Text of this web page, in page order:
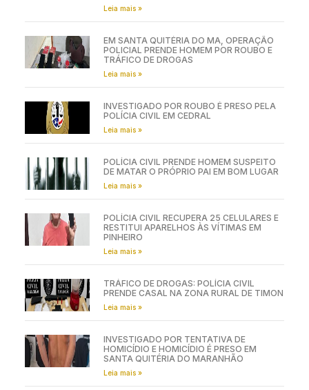
Leia mais »
EM SANTA QUITÉRIA DO MA, OPERAÇÃO
POLICIAL PRENDE HOMEM POR ROUBO E
TRÁFICO DE DROGAS
Leia mais »
INVESTIGADO POR ROUBO É PRESO PELA
POLÍCIA CIVIL EM CEDRAL
Leia mais »
POLÍCIA CIVIL PRENDE HOMEM SUSPEITO
DE MATAR O PRÓPRIO PAI EM BOM LUGAR
Leia mais »
POLÍCIA CIVIL RECUPERA 25 CELULARES E
RESTITUI APARELHOS ÀS VÍTIMAS EM
PINHEIRO
Leia mais »
TRÁFICO DE DROGAS: POLÍCIA CIVIL
PRENDE CASAL NA ZONA RURAL DE TIMON
Leia mais »
INVESTIGADO POR TENTATIVA DE
HOMICÍDIO E HOMICÍDIO É PRESO EM
SANTA QUITÉRIA DO MARANHÃO
Leia mais »